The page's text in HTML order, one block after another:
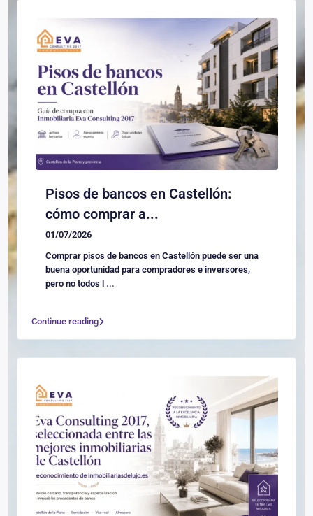
Pisos de bancos en Castellón:
cómo comprar a...
01/07/2026
Comprar pisos de bancos en Castellón puede ser una
buena oportunidad para compradores e inversores,
pero no todos l ...
Continue reading